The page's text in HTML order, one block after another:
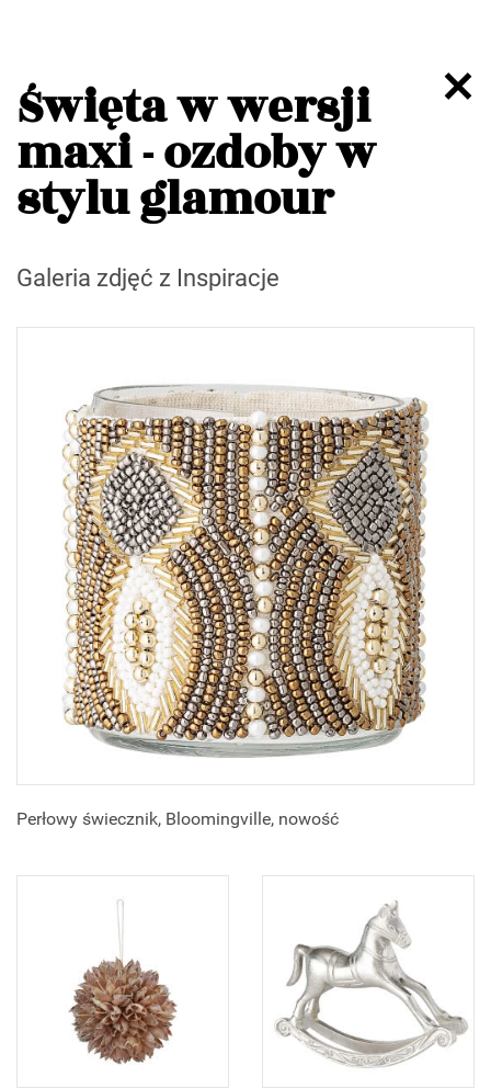
Święta w wersji
maxi - ozdoby w
stylu glamour
Galeria zdjęć z Inspiracje
Perłowy świecznik, Bloomingville, nowość